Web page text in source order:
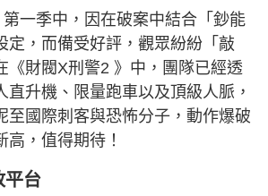
一季中，因在破案中結合「鈔能
定，而備受好評，觀眾紛紛「敲
《財閥X刑警2 》中，團隊已經透
直升機、限量跑車以及頂級人脈，
至國際刺客與恐怖分子，動作爆破
，值得期待！
平台